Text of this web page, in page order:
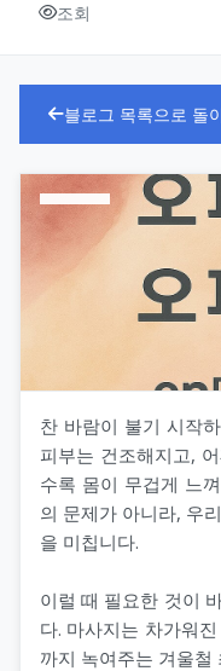
조회
블로그 목록으로 돌
찬 바람이 불기 시작
피부는 건조해지고,
수록 몸이 무겁게 느
의 문제가 아니라, 우
을 미칩니다.
이럴 때 필요한 것이
다. 마사지는 차가워
까지 녹여주는 겨울철